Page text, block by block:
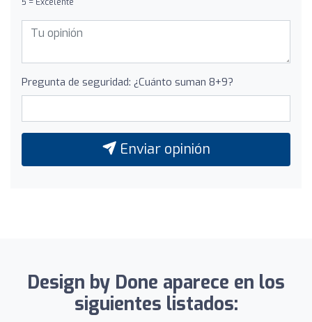
Pregunta de seguridad: ¿Cuánto suman 8+9?
Enviar opinión
Design by Done aparece en los
siguientes listados: